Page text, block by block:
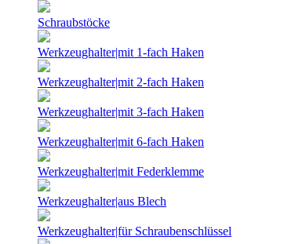
Schraubstöcke
Werkzeughalter|mit 1-fach Haken
Werkzeughalter|mit 2-fach Haken
Werkzeughalter|mit 3-fach Haken
Werkzeughalter|mit 6-fach Haken
Werkzeughalter|mit Federklemme
Werkzeughalter|aus Blech
Werkzeughalter|für Schraubenschlüssel